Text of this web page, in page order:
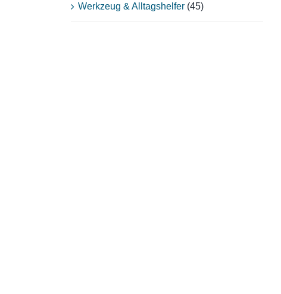
Werkzeug & Alltagshelfer (45)